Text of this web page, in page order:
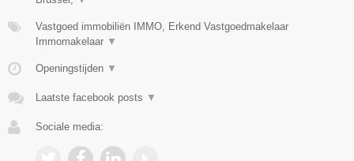
Vastgoed immobiliën IMMO, Erkend Vastgoedmakelaar
Immomakelaar ▼
Openingstijden ▼
Laatste facebook posts ▼
Sociale media: